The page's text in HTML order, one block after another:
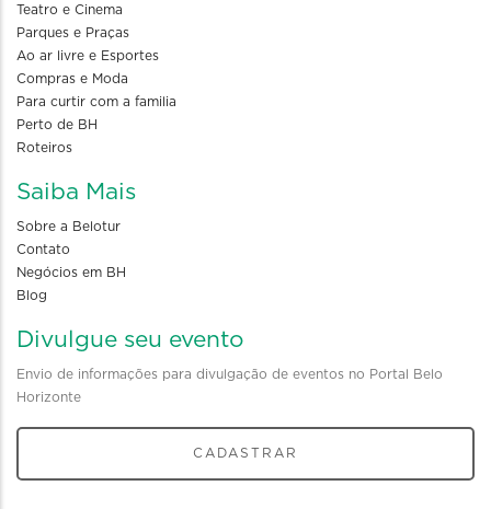
Teatro e Cinema
Parques e Praças
Ao ar livre e Esportes
Compras e Moda
Para curtir com a familia
Perto de BH
Roteiros
Saiba Mais
Sobre a Belotur
Contato
Negócios em BH
Blog
Divulgue seu evento
Envio de informações para divulgação de eventos no Portal Belo
Horizonte
CADASTRAR